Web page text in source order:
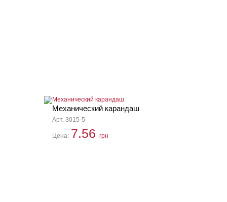
Механический карандаш
Арт. 3015-5
Цена: 7.56 грн